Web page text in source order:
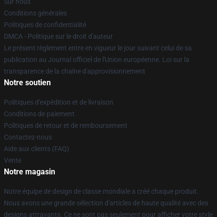
Conditions générales
Politiques de confidentialité
DMCA - Politique sur le droit d'auteur
Le présent règlement entre en vigueur le jour suivant celui de sa
publication au Journal officiel de l'Union européenne. Loi sur la
transparence de la chaîne d'approvisionnement
Notre soutien
Politiques d'expédition et de livraison
Conditions de paiement
Politiques de retour et de remboursement
Contactez-nous
Aide aux clients (FAQ)
Vente
Notre magasin
Notre équipe de design de classe mondiale a créé chaque produit.
Nous avons une grande sélection d'articles de haute qualité avec des
designs attrayants. Ce ne sont pas seulement pour afficher votre style